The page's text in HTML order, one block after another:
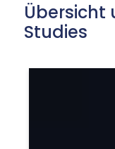
Übersicht
Studies